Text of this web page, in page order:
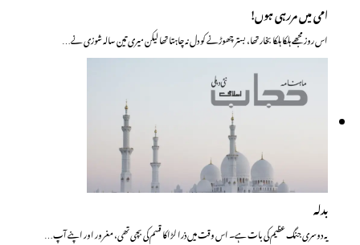
امی میں مررہی ہوں!
اس روز مجھے ہلکا ہلکا بخار تھا، بستر چھوڑنے کو دل نہ چاہتا تھا لیکن میری تین سالہ شوزی نے…
بدلہ
یہ دوسری جنگ عظیم کی بات ہے۔ اس وقت میں ذرا لڑاکا قسم کی بچی تھی، مغرور اور اپنے آپ…